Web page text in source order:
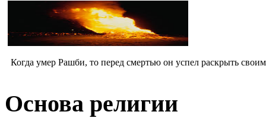
Когда умер Рашби, то перед смертью он успел раскрыть
Основа религии